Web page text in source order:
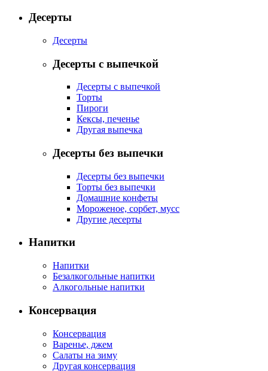
Десерты
Десерты
Десерты с выпечкой
Десерты с выпечкой
Торты
Пироги
Кексы, печенье
Другая выпечка
Десерты без выпечки
Десерты без выпечки
Торты без выпечки
Домашние конфеты
Мороженое, сорбет, мусс
Другие десерты
Напитки
Напитки
Безалкогольные напитки
Алкогольные напитки
Консервация
Консервация
Варенье, джем
Салаты на зиму
Другая консервация